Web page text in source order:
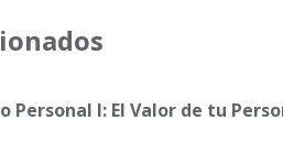
Personal I: El Valor de tu